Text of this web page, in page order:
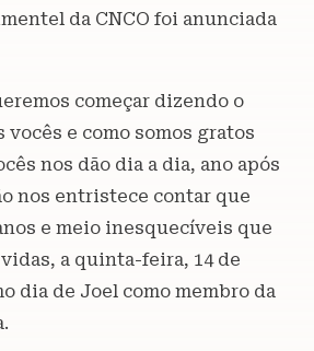
da CNCO foi anunciada
começar dizendo o
e como somos gratos
nos dão dia a dia, ano após
nos entristece contar que
e meio inesquecíveis que
a quinta-feira, 14 de
dia de Joel como membro da